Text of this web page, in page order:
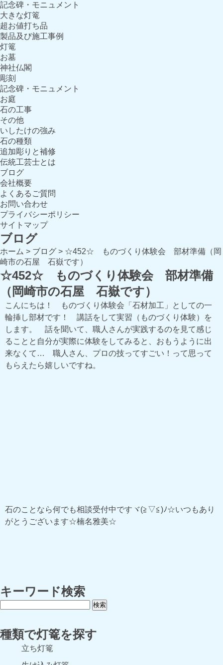
記念碑・モニュメント
大きな灯篭
超お値打ち品
製品及び施工事例
灯篭
お墓
神社仏閣
彫刻
記念碑・モニュメント
お庭
石の工事
その他
いしたけの強み
石の種類
追加彫りと補修
伝統工芸士とは
ブログ
会社概要
よくあるご質問
お問い合わせ
プライバシーポリシー
サイトマップ
ブログ
ホーム > ブログ > ☆452☆ ものづくり体験会 部材準備（岡
崎市の石屋 石嶽です）
☆452☆ ものづくり体験会 部材準備
（岡崎市の石屋 石嶽です）
こんにちは！ ものづくり体験会「石材加工」としての一
輪挿し部材です！ 講話をして実習（ものづくり体験）を
します。 話を聞いて、職人さんが実践するのを見て感じ
ることと自分が実際に体験をしてみると、おもうように出
来なくて… 職人さん、プロの技ってすごい！って思って
もらえたら嬉しいですね。
石のことなら何でも相談受付中ですヾ(≧▽≦)ﾉ☆いつもあり
がとうございます☆楠名雅美☆
キーワード検索
種類で灯篭を探す
立ち灯篭